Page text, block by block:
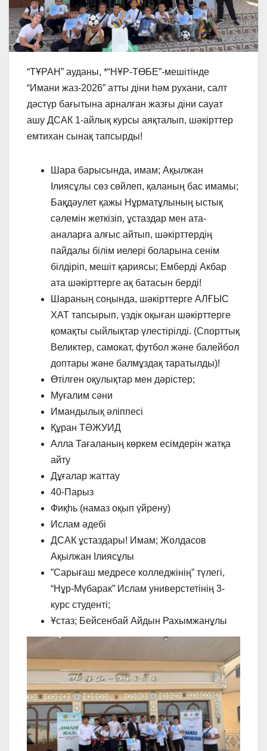
“ТҰРАН” ауданы, *“НҰР-ТӨБЕ”-мешітінде
“Имани жаз-2026” атты діни һәм рухани, салт
дәстүр бағытына арналған жазғы діни сауат
ашу ДСАК 1-айлық курсы аяқталып, шәкірттер
емтихан сынақ тапсырды!
Шара барысында, имам; Ақылжан
Ілиясұлы сөз сөйлеп, қаланың бас имамы;
Бақдәулет қажы Нұрматұлының ыстық
сәлемін жеткізіп, ұстаздар мен ата-
аналарға алғыс айтып, шәкірттердің
пайдалы білім иелері боларына сенім
білдіріп, мешіт қариясы; Емберді Акбар
ата шәкірттерге ақ батасын берді!
Шараның соңында, шәкірттерге АЛҒЫС
ХАТ тапсырып, үздік оқыған шәкірттерге
қомақты сыйлықтар үлестірілді. (Спорттық
Великтер, самокат, футбол және балейбол
доптары және балмұздақ таратылды)!
⁠Өтілген оқулықтар мен дәрістер;
⁠Муғалим сәни
⁠Имандылық әліппесі
⁠Құран ТӘЖУИД
⁠Алла Тағаланың көркем есімдерін жатқа
айту
⁠Дұғалар жаттау
⁠40-Парыз
⁠Фиқһь (намаз оқып үйрену)
⁠Ислам әдебі
⁠ДСАК ұстаздары! ⁠Имам; Жолдасов
Ақылжан Ілиясұлы
⁠”Сарығаш медресе колледжінің” түлегі,
“Нұр-Мүбарак” Ислам универстетінің 3-
курс студенті;
⁠Ұстаз; Бейсенбай Айдын Рахымжанұлы